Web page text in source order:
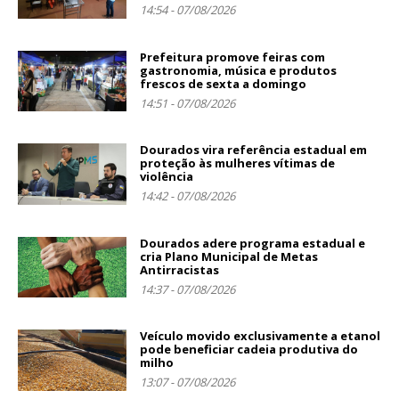
14:54 - 07/08/2026
Prefeitura promove feiras com
gastronomia, música e produtos
frescos de sexta a domingo
14:51 - 07/08/2026
Dourados vira referência estadual em
proteção às mulheres vítimas de
violência
14:42 - 07/08/2026
Dourados adere programa estadual e
cria Plano Municipal de Metas
Antirracistas
14:37 - 07/08/2026
Veículo movido exclusivamente a etanol
pode beneficiar cadeia produtiva do
milho
13:07 - 07/08/2026